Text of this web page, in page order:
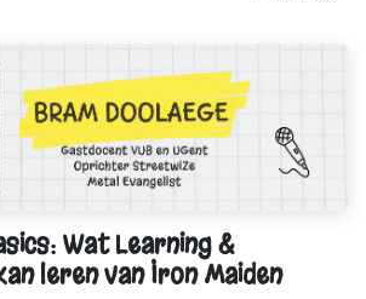
Wat Learning &
leren van Iron Maiden